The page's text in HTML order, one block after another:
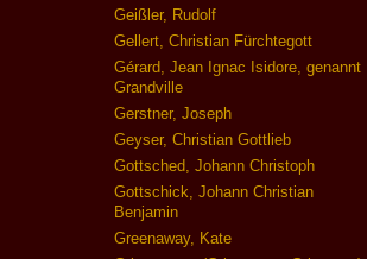
Geißler, Rudolf
Gellert, Christian Fürchtegott
Gérard, Jean Ignac Isidore, genannt
Grandville
Gerstner, Joseph
Geyser, Christian Gottlieb
Gottsched, Johann Christoph
Gottschick, Johann Christian
Benjamin
Greenaway, Kate